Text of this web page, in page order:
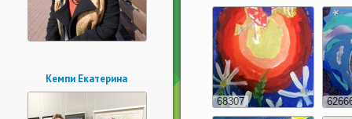
Кемпи Екатерина
68307